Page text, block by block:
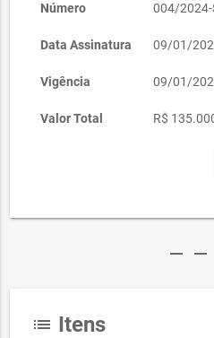
Número 004/2024-
Data Assinatura 09/01/
Vigência 09/01/
Valor Total R$
remove remove
list Itens